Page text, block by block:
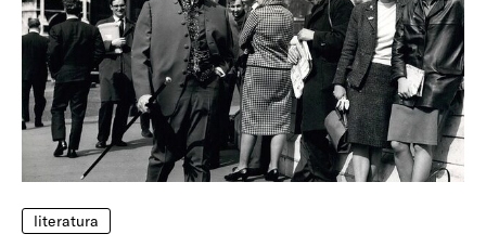
literatura